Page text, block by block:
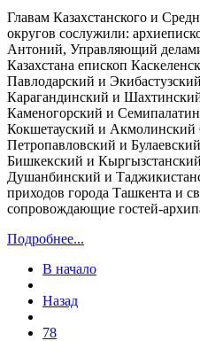
Главам Казахстанского и
округов сослужили:
Антоний, Управляющий
Казахстана епископ
Павлодарский и
Карагандинский и
Каменогорский и
Кокшетауский и Акмолинский
Петропавловский и
Бишкекский и
Душанбинский и
приходов города Ташкента и
сопровождающие гостей-
Подробнее...
В начало
Назад
78